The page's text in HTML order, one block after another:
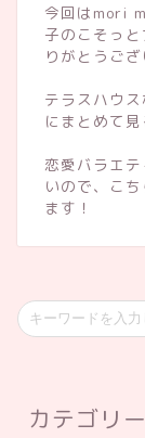
今回はmori
子のこそっ
りがとうござ
テラスハウ
にまとめて見
恋愛バラエ
いので、こ
ます！
カテゴリー